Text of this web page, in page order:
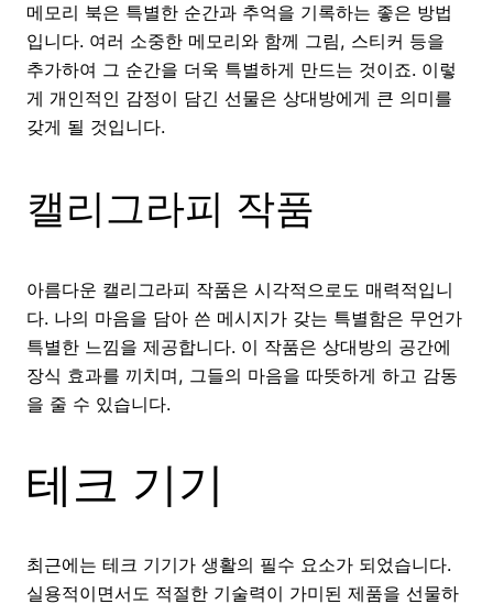
메모리 북은 특별한 순간과 추억을 기록하는 좋은 방법
입니다. 여러 소중한 메모리와 함께 그림, 스티커 등을
추가하여 그 순간을 더욱 특별하게 만드는 것이죠. 이렇
게 개인적인 감정이 담긴 선물은 상대방에게 큰 의미를
갖게 될 것입니다.
캘리그라피 작품
아름다운 캘리그라피 작품은 시각적으로도 매력적입니
다. 나의 마음을 담아 쓴 메시지가 갖는 특별함은 무언가
특별한 느낌을 제공합니다. 이 작품은 상대방의 공간에
장식 효과를 끼치며, 그들의 마음을 따뜻하게 하고 감동
을 줄 수 있습니다.
테크 기기
최근에는 테크 기기가 생활의 필수 요소가 되었습니다.
실용적이면서도 적절한 기술력이 가미된 제품을 선물하